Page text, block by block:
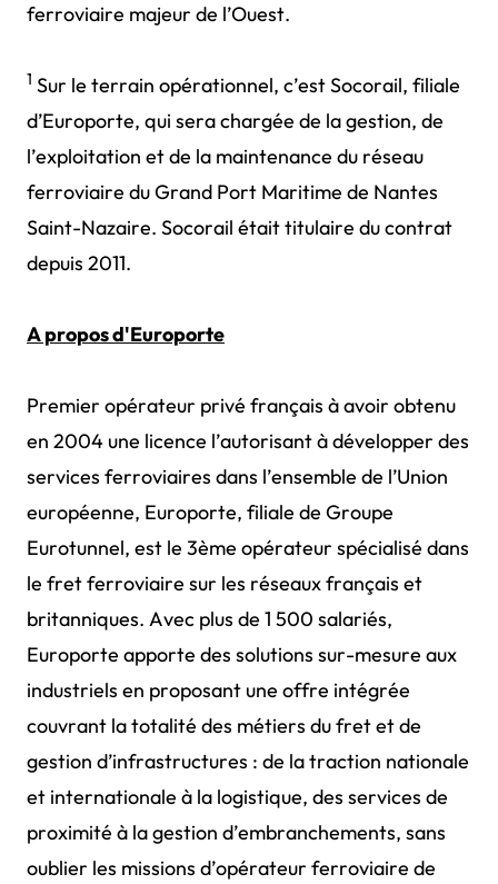
ferroviaire majeur de l’Ouest.
1 Sur le terrain opérationnel, c’est Socorail, filiale
d’Europorte, qui sera chargée de la gestion, de
l’exploitation et de la maintenance du réseau
ferroviaire du Grand Port Maritime de Nantes
Saint-Nazaire. Socorail était titulaire du contrat
depuis 2011.
A propos d'Europorte
Premier opérateur privé français à avoir obtenu
en 2004 une licence l’autorisant à développer des
services ferroviaires dans l’ensemble de l’Union
européenne, Europorte, filiale de Groupe
Eurotunnel, est le 3ème opérateur spécialisé dans
le fret ferroviaire sur les réseaux français et
britanniques. Avec plus de 1 500 salariés,
Europorte apporte des solutions sur-mesure aux
industriels en proposant une offre intégrée
couvrant la totalité des métiers du fret et de
gestion d’infrastructures : de la traction nationale
et internationale à la logistique, des services de
proximité à la gestion d’embranchements, sans
oublier les missions d’opérateur ferroviaire de